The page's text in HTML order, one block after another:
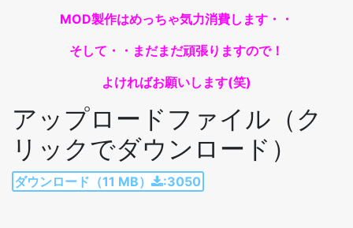
MOD製作はめっちゃ気力消費します・・
そして・・まだまだ頑張りますので！
よければお願いします(笑)
アップロードファイル（ク
リックでダウンロード）
ダウンロード（11 MB） :3050